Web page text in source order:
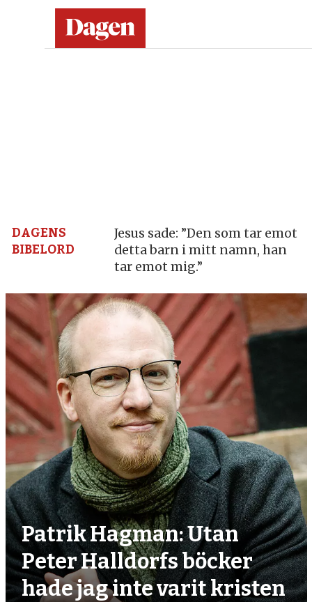
grund
–
nyheter,
debatt,
kultur
DAGENS
BIBELORD
Jesus sade: ”Den som tar emot
detta barn i mitt namn, han
tar emot mig.”
Patrik Hagman: Utan
Peter Halldorfs böcker
hade jag inte varit kristen